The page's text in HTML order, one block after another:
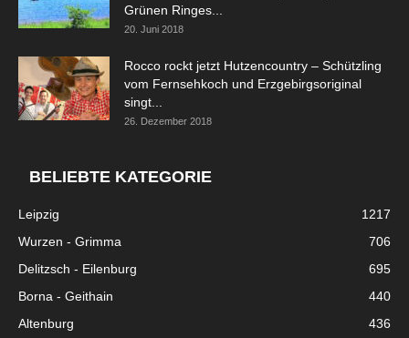
Grünen Ringes...
20. Juni 2018
Rocco rockt jetzt Hutzencountry – Schützling
vom Fernsehkoch und Erzgebirgsoriginal
singt...
26. Dezember 2018
BELIEBTE KATEGORIE
Leipzig
1217
Wurzen - Grimma
706
Delitzsch - Eilenburg
695
Borna - Geithain
440
Altenburg
436